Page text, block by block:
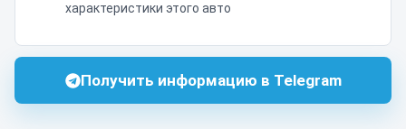
характеристики этого авто
Получить информацию в Telegram